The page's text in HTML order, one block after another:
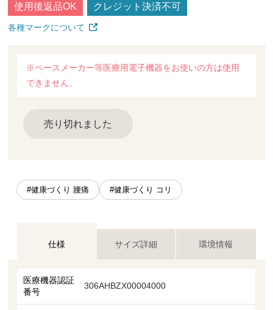
使用後返品OK クレジット決済不可
各種マークについて
※ペースメーカー等医療用電子機器をお使いの方は使用
できません。
売り切れました
#健康づくり 腰痛 #健康づくり コリ
仕様 サイズ詳細 環境情報
医療機器認証
番号
306AHBZX00004000